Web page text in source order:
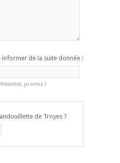
de la suite donnée :
promis !
de Troyes ?